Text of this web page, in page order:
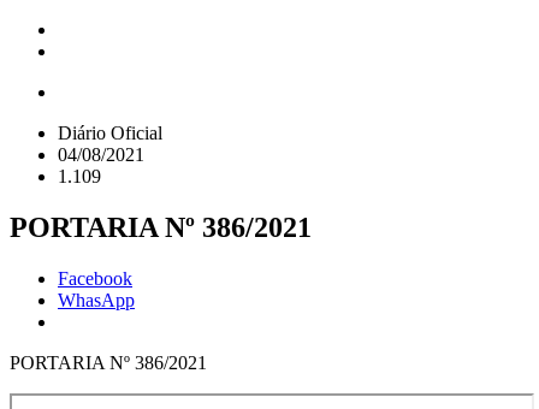
Diário Oficial
04/08/2021
1.109
PORTARIA Nº 386/2021
Facebook
WhasApp
PORTARIA Nº 386/2021